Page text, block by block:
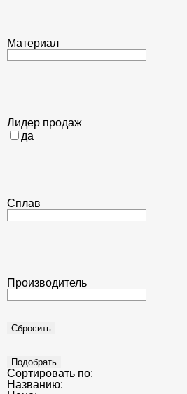
Материал
Лидер продаж
да
Сплав
Производитель
Сортировать по:
Названию: